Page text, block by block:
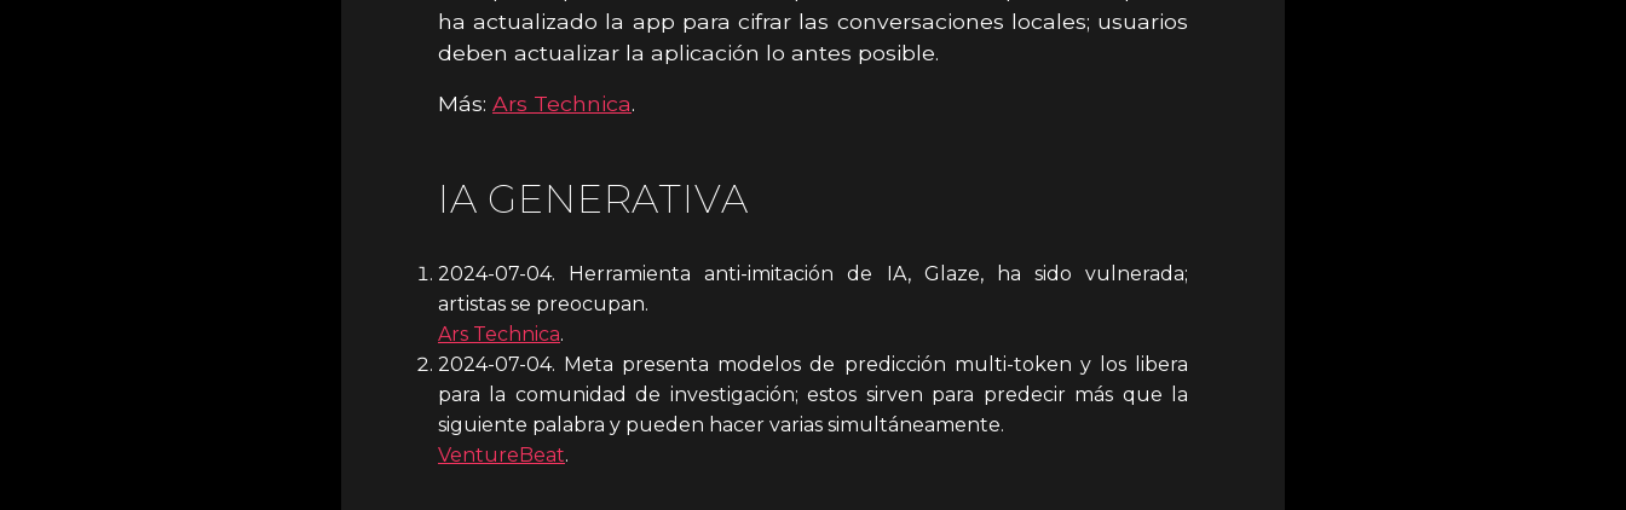
ha actualizado la app para cifrar las conversaciones locales; usuarios
deben actualizar la aplicación lo antes posible.
Más: Ars Technica.
IA GENERATIVA
2024-07-04. Herramienta anti-imitación de IA, Glaze, ha sido vulnerada;
artistas se preocupan.
Ars Technica.
2024-07-04. Meta presenta modelos de predicción multi-token y los libera
para la comunidad de investigación; estos sirven para predecir más que la
siguiente palabra y pueden hacer varias simultáneamente.
VentureBeat.